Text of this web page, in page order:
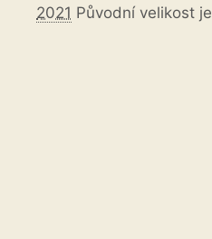
2021 Původní velikost je